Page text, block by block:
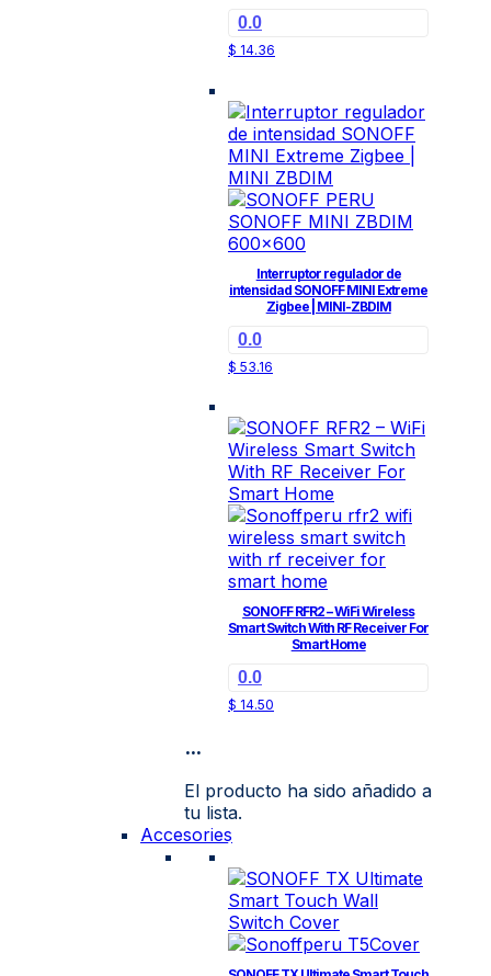
0.0
$ 14.36
Interruptor regulador de
intensidad SONOFF MINI Extreme
Zigbee | MINI-ZBDIM
0.0
$ 53.16
SONOFF RFR2 – WiFi Wireless
Smart Switch With RF Receiver For
Smart Home
0.0
$ 14.50
...
El producto ha sido añadido a
tu lista.
Accesories